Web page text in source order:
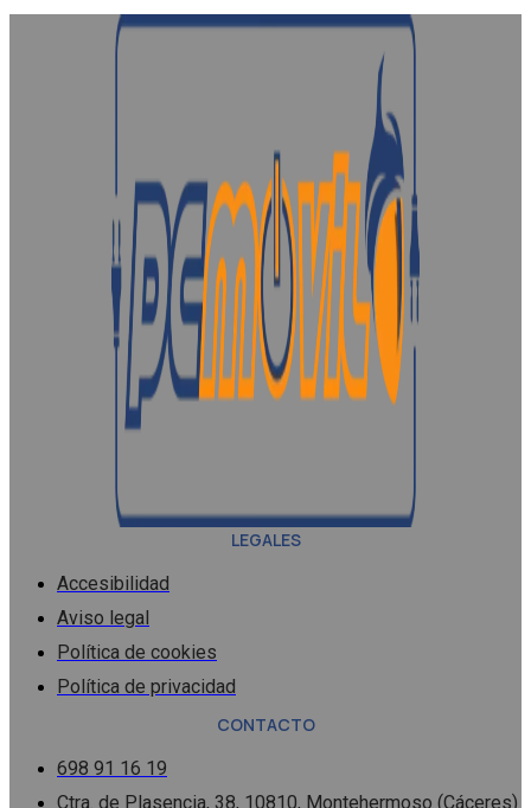
LEGALES
Accesibilidad
Aviso legal
Política de cookies
Política de privacidad
CONTACTO
698 91 16 19
Ctra. de Plasencia, 38, 10810, Montehermoso (Cáceres)